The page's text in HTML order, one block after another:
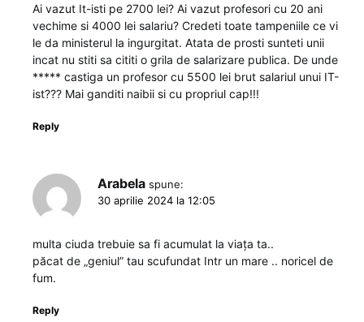
Ai vazut It-isti pe 2700 lei? Ai vazut profesori cu 20 ani
vechime si 4000 lei salariu? Credeti toate tampeniile ce vi
le da ministerul la ingurgitat. Atata de prosti sunteti unii
incat nu stiti sa cititi o grila de salarizare publica. De unde
***** castiga un profesor cu 5500 lei brut salariul unui IT-
ist??? Mai ganditi naibii si cu propriul cap!!!
Reply
Arabela spune:
30 aprilie 2024 la 12:05
multa ciuda trebuie sa fi acumulat la viața ta..
păcat de „geniul” tau scufundat Intr un mare .. noricel de
fum.
Reply